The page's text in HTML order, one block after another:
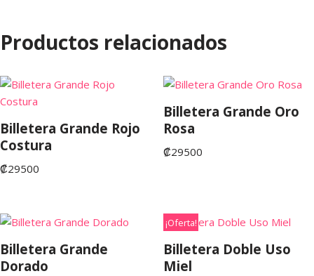
Productos relacionados
Billetera Grande Rojo
Costura
₡29500
Billetera Grande Oro
Rosa
₡29500
Billetera Grande
Dorado
¡Oferta!
Billetera Doble Uso
Miel